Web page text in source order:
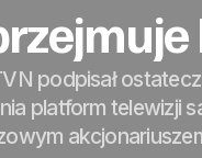
podpisał
platform telewizji